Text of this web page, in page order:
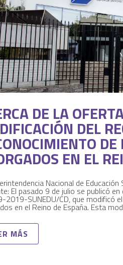
DE LA
DEL
EN EL
Nacional de
El pasado 9 de julio se publicó
2019-SUNEDU/CD, que modificó
en el Reino de España. Esta
MÁS